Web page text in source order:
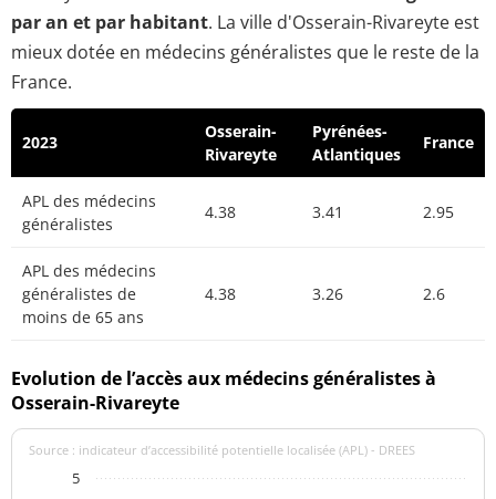
par an et par habitant. La ville d'Osserain-Rivareyte est
mieux dotée en médecins généralistes que le reste de la
France.
2023
Osserain-
Rivareyte
Pyrénées-
Atlantiques
France
APL des médecins
généralistes
4.38 3.41 2.95
APL des médecins
généralistes de
moins de 65 ans
4.38 3.26 2.6
Evolution de l’accès aux médecins généralistes à
Osserain-Rivareyte
Source : indicateur d’accessibilité potentielle localisée (APL) - DREES
5